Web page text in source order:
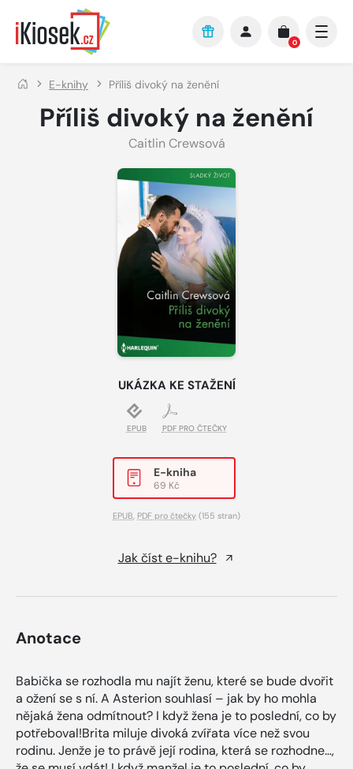
Přejít na hlavní obsah
0
E-knihy Příliš divoký na ženění
Příliš divoký na ženění
Caitlin Crewsová
UKÁZKA KE STAŽENÍ
EPUB PDF PRO ČTEČKY
E-kniha
69 Kč
EPUB PDF pro čtečky (155 stran)
Jak číst e-knihu?
Anotace
Babička se rozhodla mu najít ženu, které se bude dvořit
a ožení se s ní. A Asterion souhlasí – jak by ho mohla
nějaká žena odmítnout? I když žena je to poslední, co by
potřeboval!Brita miluje divoká zvířata více než svou
rodinu. Jenže je to právě její rodina, která se rozhodne…,